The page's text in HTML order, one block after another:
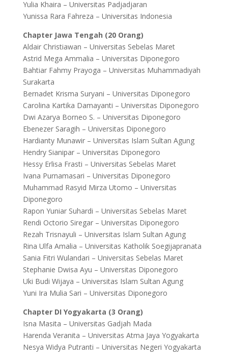
Yulia Khaira – Universitas Padjadjaran
Yunissa Rara Fahreza – Universitas Indonesia
Chapter Jawa Tengah (20 Orang)
Aldair Christiawan – Universitas Sebelas Maret
Astrid Mega Ammalia – Universitas Diponegoro
Bahtiar Fahmy Prayoga – Universitas Muhammadiyah
Surakarta
Bernadet Krisma Suryani – Universitas Diponegoro
Carolina Kartika Damayanti – Universitas Diponegoro
Dwi Azarya Borneo S. – Universitas Diponegoro
Ebenezer Saragih – Universitas Diponegoro
Hardianty Munawir – Universitas Islam Sultan Agung
Hendry Sianipar – Universitas Diponegoro
Hessy Erlisa Frasti – Universitas Sebelas Maret
Ivana Purnamasari – Universitas Diponegoro
Muhammad Rasyid Mirza Utomo – Universitas
Diponegoro
Rapon Yuniar Suhardi – Universitas Sebelas Maret
Rendi Octorio Siregar – Universitas Diponegoro
Rezah Trisnayuli – Universitas Islam Sultan Agung
Rina Ulfa Amalia – Universitas Katholik Soegijapranata
Sania Fitri Wulandari – Universitas Sebelas Maret
Stephanie Dwisa Ayu – Universitas Diponegoro
Uki Budi Wijaya – Universitas Islam Sultan Agung
Yuni Ira Mulia Sari – Universitas Diponegoro
Chapter DI Yogyakarta (3 Orang)
Isna Masita – Universitas Gadjah Mada
Harenda Veranita – Universitas Atma Jaya Yogyakarta
Nesya Widya Putranti – Universitas Negeri Yogyakarta